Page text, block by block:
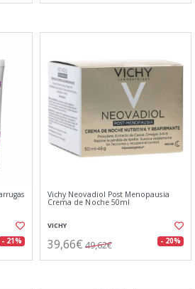
- 21%
Vichy Neovadiol Post Menopausia
Crema de Noche 50ml
VICHY
39,66€ 49,62€ - 20%